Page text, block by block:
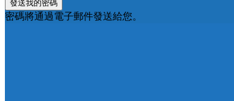
密碼將通過電子郵件發送給您。